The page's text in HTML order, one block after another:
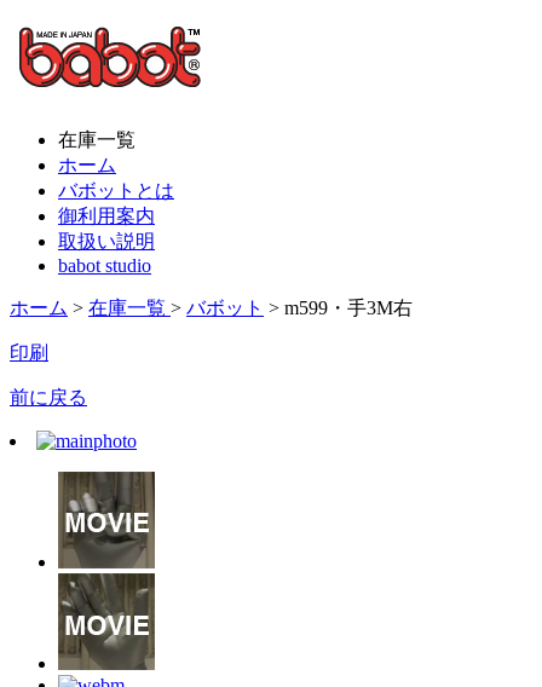
在庫一覧
ホーム
バボットとは
御利用案内
取扱い説明
babot studio
ホーム > 在庫一覧 > バボット > m599・手3M右
印刷
前に戻る